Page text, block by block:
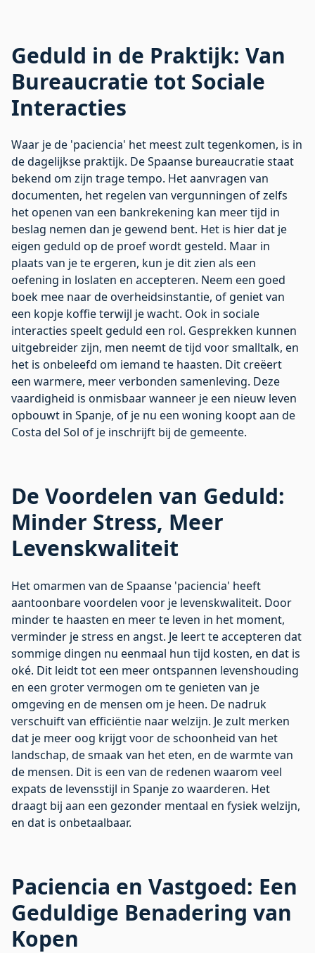
Geduld in de Praktijk: Van
Bureaucratie tot Sociale
Interacties
Waar je de 'paciencia' het meest zult tegenkomen, is in
de dagelijkse praktijk. De Spaanse bureaucratie staat
bekend om zijn trage tempo. Het aanvragen van
documenten, het regelen van vergunningen of zelfs
het openen van een bankrekening kan meer tijd in
beslag nemen dan je gewend bent. Het is hier dat je
eigen geduld op de proef wordt gesteld. Maar in
plaats van je te ergeren, kun je dit zien als een
oefening in loslaten en accepteren. Neem een goed
boek mee naar de overheidsinstantie, of geniet van
een kopje koffie terwijl je wacht. Ook in sociale
interacties speelt geduld een rol. Gesprekken kunnen
uitgebreider zijn, men neemt de tijd voor smalltalk, en
het is onbeleefd om iemand te haasten. Dit creëert
een warmere, meer verbonden samenleving. Deze
vaardigheid is onmisbaar wanneer je een nieuw leven
opbouwt in Spanje, of je nu een woning koopt aan de
Costa del Sol of je inschrijft bij de gemeente.
De Voordelen van Geduld:
Minder Stress, Meer
Levenskwaliteit
Het omarmen van de Spaanse 'paciencia' heeft
aantoonbare voordelen voor je levenskwaliteit. Door
minder te haasten en meer te leven in het moment,
verminder je stress en angst. Je leert te accepteren dat
sommige dingen nu eenmaal hun tijd kosten, en dat is
oké. Dit leidt tot een meer ontspannen levenshouding
en een groter vermogen om te genieten van je
omgeving en de mensen om je heen. De nadruk
verschuift van efficiëntie naar welzijn. Je zult merken
dat je meer oog krijgt voor de schoonheid van het
landschap, de smaak van het eten, en de warmte van
de mensen. Dit is een van de redenen waarom veel
expats de levensstijl in Spanje zo waarderen. Het
draagt bij aan een gezonder mentaal en fysiek welzijn,
en dat is onbetaalbaar.
Paciencia en Vastgoed: Een
Geduldige Benadering van
Kopen